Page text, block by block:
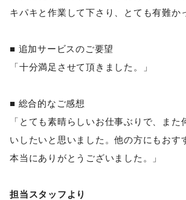
キパキと作業して下さり、とても有難か
■ 追加サービスのご要望
「十分満足させて頂きました。」
■ 総合的なご感想
「とても素晴らしいお仕事ぶりで、また
いしたいと思いました。他の方にもおす
本当にありがとうございました。」
担当スタッフより